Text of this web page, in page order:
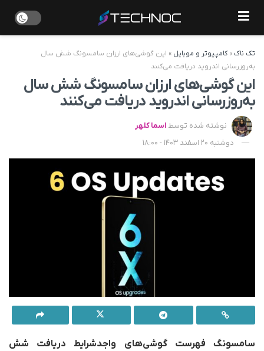
تک ناک»کامپیوتر و موبایل » این گوشی‌های ارزان سامسونگ شش سال
به‌روزرسانی اندروید دریافت می‌کنند
این گوشی‌های ارزان سامسونگ شش سال
به‌روزرسانی اندروید دریافت می‌کنند
نوشته شده توسط اسما کلهر
دوشنبه 20 اسفند 1403 - 18:00
سامسونگ فهرست گوشی‌های واجدشرایط دریافت شش